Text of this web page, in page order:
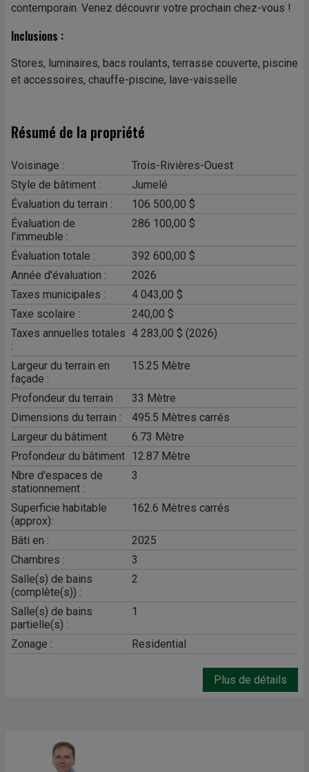
contemporain. Venez découvrir votre prochain chez-vous !
Inclusions :
Stores, luminaires, bacs roulants, terrasse couverte, piscine
et accessoires, chauffe-piscine, lave-vaisselle
Résumé de la propriété
Voisinage :
Trois-Rivières-Ouest
Style de bâtiment :
Jumelé
Évaluation du terrain :
106 500,00 $
Évaluation de
l'immeuble :
286 100,00 $
Évaluation totale :
392 600,00 $
Année d'évaluation :
2026
Taxes municipales :
4 043,00 $
Taxe scolaire :
240,00 $
Taxes annuelles totales
:
4 283,00 $ (2026)
Largeur du terrain en
façade :
15.25 Mètre
Profondeur du terrain :
33 Mètre
Dimensions du terrain :
495.5 Mètres carrés
Largeur du bâtiment
6.73 Mètre
Profondeur du bâtiment 12.87 Mètre
Nbre d'espaces de
stationnement :
3
Superficie habitable
(approx):
162.6 Mètres carrés
Bâti en :
2025
Chambres :
3
Salle(s) de bains
(complète(s)) :
2
Salle(s) de bains
partielle(s) :
1
Zonage : Residential
Plus de détails